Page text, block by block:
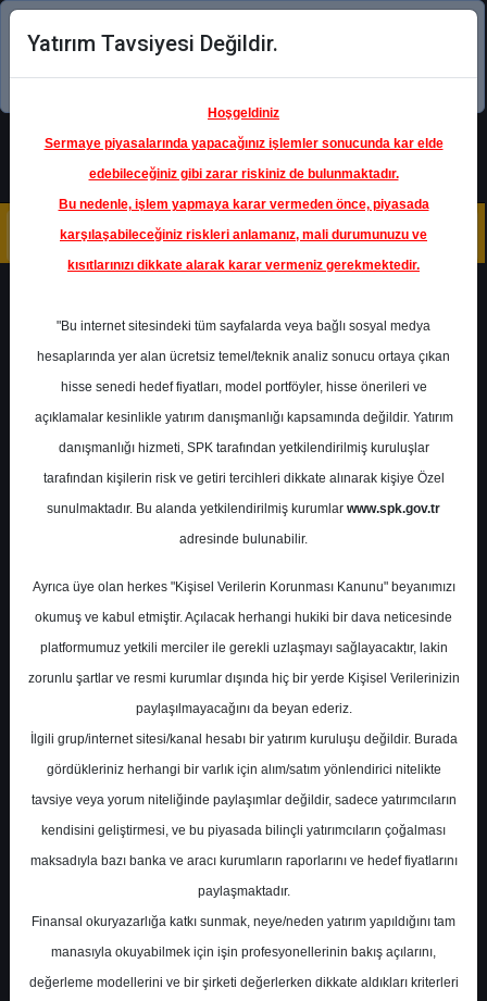
Şimdi uygulamayı indirin!
Ana Sayfa Raporlar
Vakıf Yatırım
Rapor Detay
THYAO - Hedef Fiyat
Vakıf Yatırım 07 Kasım 2025
Vakıf Yatırım, THYAO-THY için hedef fiyatını
470 TL, tavsiyesini "al" olarak korudu
S.No Dosya Adı İndir
Yatırım Tavsiyesi Değildir.
Hoşgeldiniz
Sermaye piyasalarında yapacağınız işlemler sonucunda kar elde
edebileceğiniz gibi zarar riskiniz de bulunmaktadır.
Bu nedenle, işlem yapmaya karar vermeden önce, piyasada
karşılaşabileceğiniz riskleri anlamanız, mali durumunuzu ve
kısıtlarınızı dikkate alarak karar vermeniz gerekmektedir.
"Bu internet sitesindeki tüm sayfalarda veya bağlı sosyal medya
hesaplarında yer alan ücretsiz temel/teknik analiz sonucu ortaya çıkan
hisse senedi hedef fiyatları, model portföyler, hisse önerileri ve
açıklamalar kesinlikle yatırım danışmanlığı kapsamında değildir. Yatırım
danışmanlığı hizmeti, SPK tarafından yetkilendirilmiş kuruluşlar
tarafından kişilerin risk ve getiri tercihleri dikkate alınarak kişiye Özel
sunulmaktadır. Bu alanda yetkilendirilmiş kurumlar www.spk.gov.tr
adresinde bulunabilir.
Ayrıca üye olan herkes "Kişisel Verilerin Korunması Kanunu" beyanımızı
okumuş ve kabul etmiştir. Açılacak herhangi hukiki bir dava neticesinde
platformumuz yetkili merciler ile gerekli uzlaşmayı sağlayacaktır, lakin
zorunlu şartlar ve resmi kurumlar dışında hiç bir yerde Kişisel Verilerinizin
paylaşılmayacağını da beyan ederiz.
İlgili grup/internet sitesi/kanal hesabı bir yatırım kuruluşu değildir. Burada
gördükleriniz herhangi bir varlık için alım/satım yönlendirici nitelikte
tavsiye veya yorum niteliğinde paylaşımlar değildir, sadece yatırımcıların
kendisini geliştirmesi, ve bu piyasada bilinçli yatırımcıların çoğalması
maksadıyla bazı banka ve aracı kurumların raporlarını ve hedef fiyatlarını
paylaşmaktadır.
Finansal okuryazarlığa katkı sunmak, neye/neden yatırım yapıldığını tam
manasıyla okuyabilmek için işin profesyonellerinin bakış açılarını,
değerleme modellerini ve bir şirketi değerlerken dikkate aldıkları kriterleri